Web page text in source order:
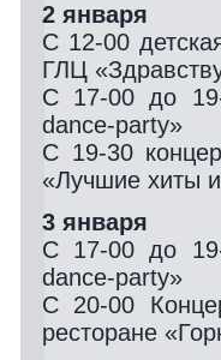
2 января
С 12-00
ГЛЦ
С 17-00 до
dance-party»
С 19-30
«Лучшие хиты
3 января
С 17-00 до
dance-party»
С 20-00
ресторане